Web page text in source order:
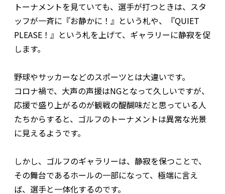
トーナメントを見ていても、選手が打つときは、スタ
ッフが一斉に『お静かに！』という札や、『QUIET
PLEASE！』という札を上げて、ギャラリーに静寂を促
します。
野球やサッカーなどのスポーツとは大違いです。
コロナ禍で、大声の声援はNGとなって久しいですが、
応援で盛り上がるのが観戦の醍醐味だと思っている人
たちからすると、ゴルフのトーナメントは異常な光景
に見えるようです。
しかし、ゴルフのギャラリーは、静寂を保つことで、
その舞台であるホールの一部になって、極端に言え
ば、選手と一体化するのです。